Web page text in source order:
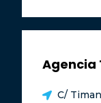
Agencia
C/